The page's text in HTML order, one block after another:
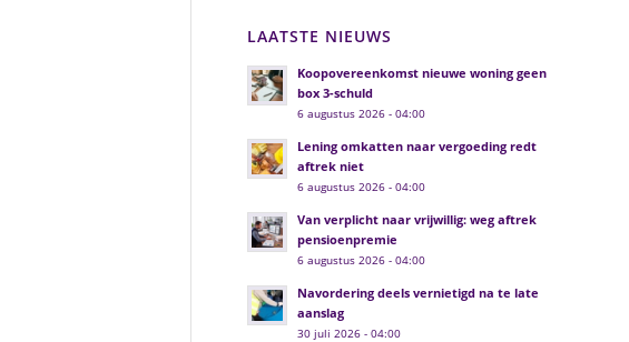
LAATSTE NIEUWS
Koopovereenkomst nieuwe woning geen
box 3-schuld
6 augustus 2026 - 04:00
Lening omkatten naar vergoeding redt
aftrek niet
6 augustus 2026 - 04:00
Van verplicht naar vrijwillig: weg aftrek
pensioenpremie
6 augustus 2026 - 04:00
Navordering deels vernietigd na te late
aanslag
30 juli 2026 - 04:00